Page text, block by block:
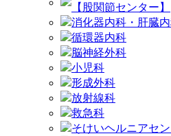
【股関節センター】
消化器内科・肝臓
循環器内科
脳神経外科
小児科
形成外科
放射線科
救急科
そけいヘルニアセ